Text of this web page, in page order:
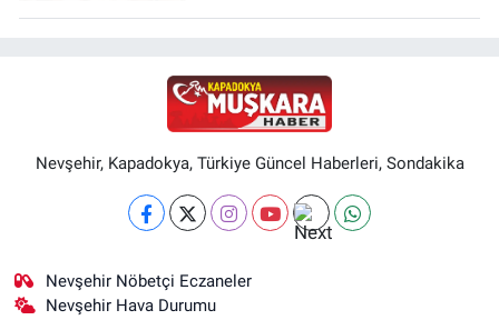
Nevşehir, Kapadokya, Türkiye Güncel Haberleri, Sondakika
Nevşehir Nöbetçi Eczaneler
Nevşehir Hava Durumu